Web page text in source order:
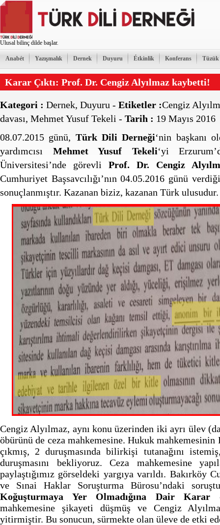
Ulusal bilinç dilde başlar.
Anabét Yazışmalık Dernek Duyuru Étkinlik Konferans Tüzük
Karar Çıktı: Prof. Dr. Cengiz Alyılmaz kaybetti!
Kategori : Dernek, Duyuru - Etiketler :Cengiz
davası, Mehmet Yusuf Tekeli - Tarih : 19 Mayıs 2016
08.07.2015 günü, Türk Dili Derneği‘nin başkanı
yardımcısı Mehmet Yusuf Tekeli‘yi
Üniversitesi’nde görevli Prof. Dr. Cengiz
Cumhuriyet Başsavcılığı’nın 04.05.2016 günü
sonuçlanmıştır. Kazanan biziz, kazanan Türk ulusudur.
Cengiz Alyılmaz, aynı konu üzerinden iki ayrı ülev
öbürünü de ceza mahkemesine. Hukuk mahkemesinin
çıkmış, 2 duruşmasında bilirkişi tutanağını
duruşmasını bekliyoruz. Ceza mahkemesine
paylaştığımız görseldeki yargıya varıldı. Bakırköy
ve Sınai Haklar Soruşturma Bürosu’ndaki
Koğuşturmaya Yer Olmadığına Dair Karar
mahkemesine şikayeti düşmüş ve Cengiz
yitirmiştir. Bu sonucun, sürmekte olan üleve de etki